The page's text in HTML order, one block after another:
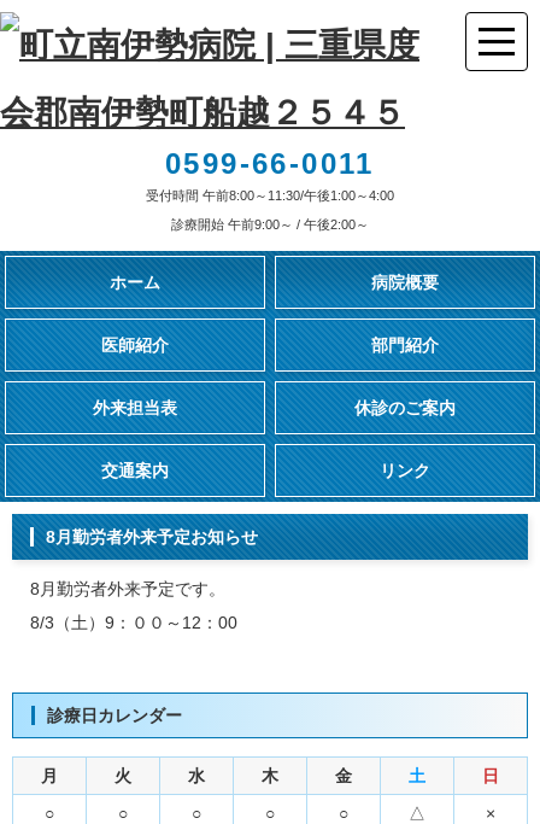
0599-66-0011
受付時間 午前8:00～11:30/午後1:00～4:00
診療開始 午前9:00～ / 午後2:00～
ホーム 病院概要
医師紹介 部門紹介
外来担当表 休診のご案内
交通案内 リンク
8月勤労者外来予定お知らせ
8月勤労者外来予定です。
8/3（土）9：００～12：00
診療日カレンダー
月 火 水 木 金 土
日
○
○ ○ ○ ○ △ ×